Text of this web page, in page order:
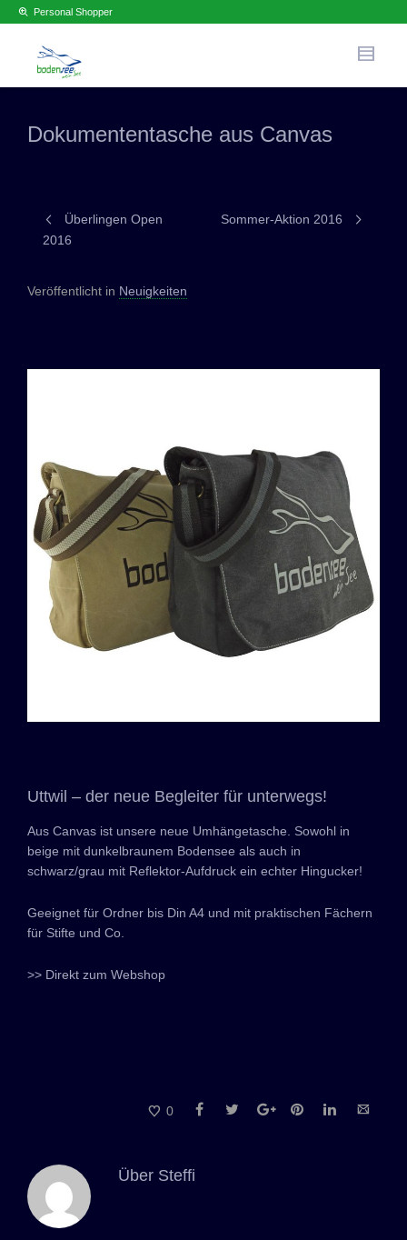
Personal Shopper
Dokumententasche aus Canvas
Überlingen Open
2016
Sommer-Aktion 2016
Veröffentlicht in Neuigkeiten
Uttwil – der neue Begleiter für unterwegs!
Aus Canvas ist unsere neue Umhängetasche. Sowohl in
beige mit dunkelbraunem Bodensee als auch in
schwarz/grau mit Reflektor-Aufdruck ein echter Hingucker!
Geeignet für Ordner bis Din A4 und mit praktischen Fächern
für Stifte und Co.
>> Direkt zum Webshop
0
Über Steffi